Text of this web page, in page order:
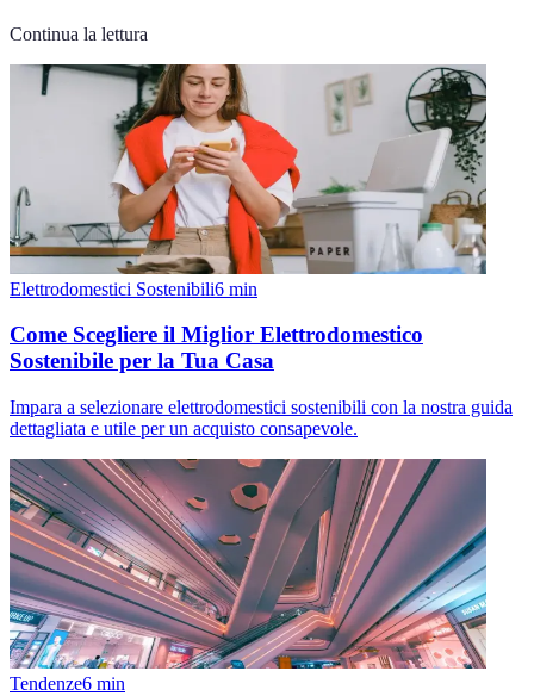
Continua la lettura
Elettrodomestici Sostenibili6 min
Come Scegliere il Miglior Elettrodomestico
Sostenibile per la Tua Casa
Impara a selezionare elettrodomestici sostenibili con la nostra guida
dettagliata e utile per un acquisto consapevole.
Tendenze6 min